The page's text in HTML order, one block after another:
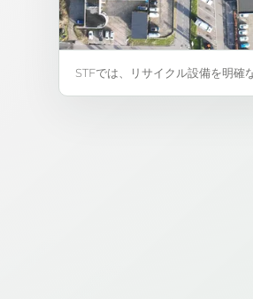
STFでは、リサイクル設備を明確